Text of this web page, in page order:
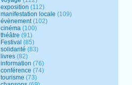
exposition (112)
manifestation locale (109)
évènement(102)
cinéma (100)
théâtre (91)
Festival (85)
solidarité (83)
livres (82)
information (76)
conférence (74)
tourisme (73)